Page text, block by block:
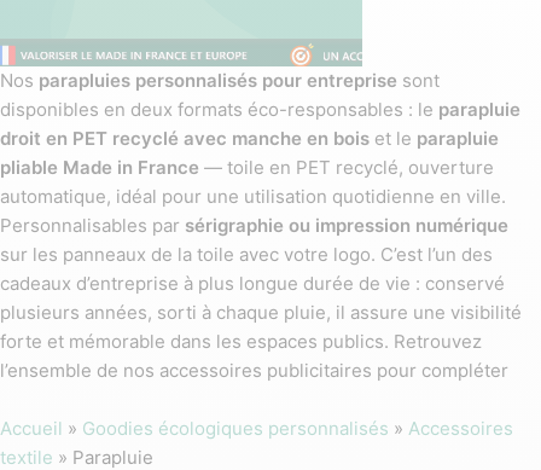
Nos parapluies personnalisés pour entreprise sont
disponibles en deux formats éco-responsables : le parapluie
droit en PET recyclé avec manche en bois et le parapluie
pliable Made in France — toile en PET recyclé, ouverture
automatique, idéal pour une utilisation quotidienne en ville.
Personnalisables par sérigraphie ou impression numérique
sur les panneaux de la toile avec votre logo. C’est l’un des
cadeaux d’entreprise à plus longue durée de vie : conservé
plusieurs années, sorti à chaque pluie, il assure une visibilité
forte et mémorable dans les espaces publics. Retrouvez
l’ensemble de nos accessoires publicitaires pour compléter
Accueil » Goodies écologiques personnalisés » Accessoires
textile » Parapluie